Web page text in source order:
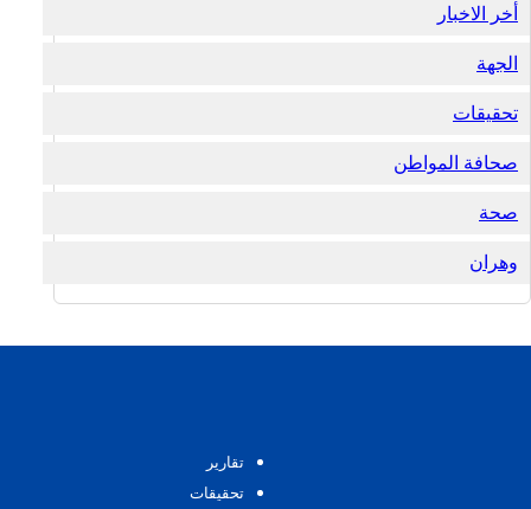
أخر الاخبار
الجهة
تحقيقات
صحافة المواطن
صحة
وهران
تقارير
تحقيقات